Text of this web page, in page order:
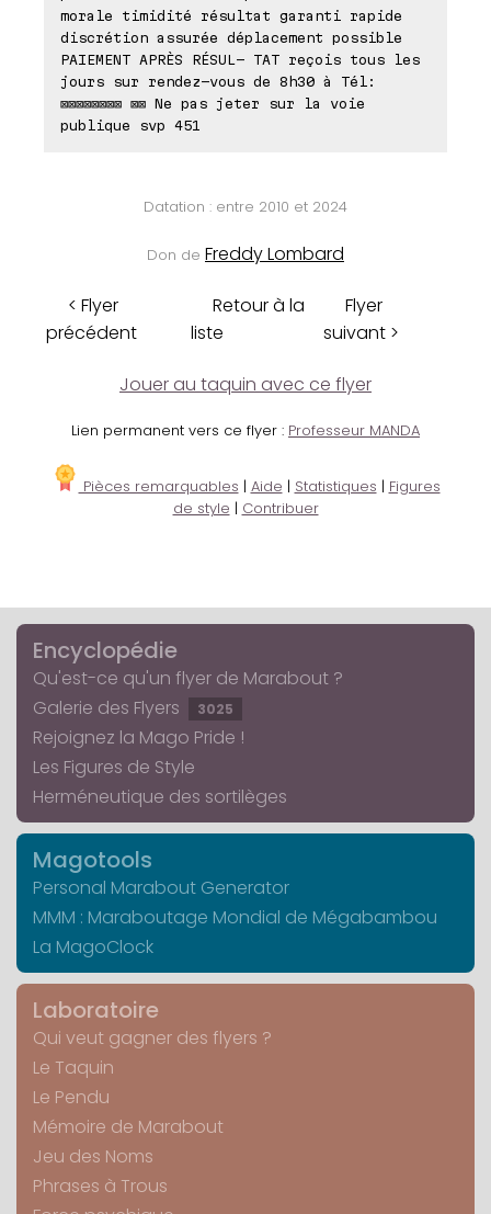
morale timidité résultat garanti rapide
discrétion assurée déplacement possible
PAIEMENT APRÈS RÉSUL- TAT reçois tous les
jours sur rendez-vous de 8h30 à Tél:
⊠⊠⊠⊠⊠⊠⊠⊠ ⊠⊠ Ne pas jeter sur la voie
publique svp 451
Datation : entre 2010 et 2024
Don de Freddy Lombard
< Flyer
précédent
Retour à la
liste
Flyer
suivant >
Jouer au taquin avec ce flyer
Lien permanent vers ce flyer : Professeur MANDA
Pièces remarquables | Aide | Statistiques | Figures
de style | Contribuer
Encyclopédie
Qu'est-ce qu'un flyer de Marabout ?
Galerie des Flyers
3025
Rejoignez la Mago Pride !
Les Figures de Style
Herméneutique des sortilèges
Magotools
Personal Marabout Generator
MMM : Maraboutage Mondial de Mégabambou
La MagoClock
Laboratoire
Qui veut gagner des flyers ?
Le Taquin
Le Pendu
Mémoire de Marabout
Jeu des Noms
Phrases à Trous